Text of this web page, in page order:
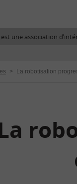
une association
> La robotisation